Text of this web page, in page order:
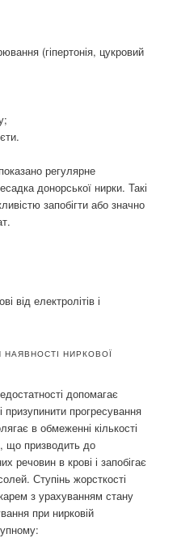
(гіпертонія, цукровий
регулярне
донорської нирки. Такі
запобігти або значно
від електролітів і
НИРКОВОЇ
допомагає
призупинити прогресування
в обмеженні кількості
що призводить до
речовин в крові і запобігає
Ступінь жорсткості
з урахуванням стану
при нирковій